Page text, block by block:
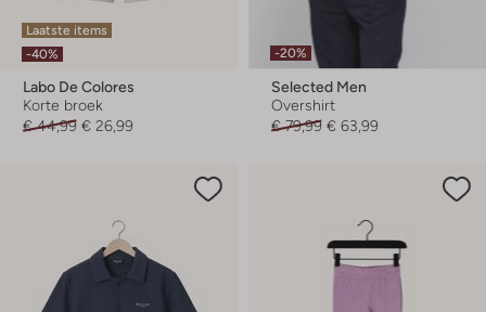
Laatste items
-40%
Labo De Colores
Korte broek
€ 44,99 € 26,99
-20%
Selected Men
Overshirt
€ 79,99 € 63,99